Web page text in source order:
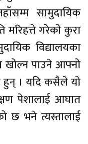
सामुदायिक
मरिहत्ते गरेको कुरा
विद्यालयका
पाउने आफ्नो
हुन् । यदि कसैले यो
पेशालाई आघात
छ भने त्यस्तालाई